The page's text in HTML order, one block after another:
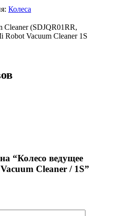
Колеса
Cleaner (SDJQR01RR,
Robot Vacuum Cleaner 1S
“Колесо ведущее
Cleaner / 1S”